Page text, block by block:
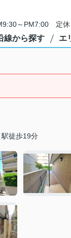
～PM7:00 定休
線から探す エ
徒歩19分